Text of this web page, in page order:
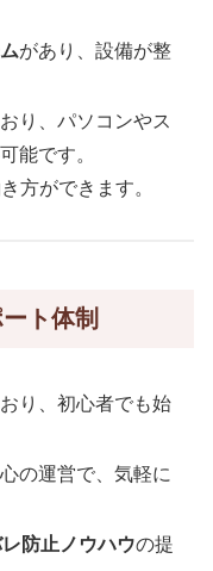
があり、設備が整
り、パソコンやス
能です。
方ができます。
ト体制
り、初心者でも始
の運営で、気軽に
防止ノウハウの提